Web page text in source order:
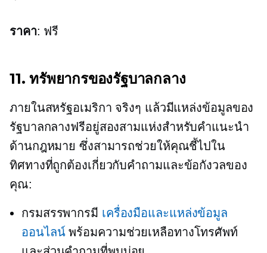
ราคา: ฟรี
11. ทรัพยากรของรัฐบาลกลาง
ภายในสหรัฐอเมริกา จริงๆ แล้วมีแหล่งข้อมูลของ
รัฐบาลกลางฟรีอยู่สองสามแห่งสำหรับคำแนะนำ
ด้านกฎหมาย ซึ่งสามารถช่วยให้คุณชี้ไปใน
ทิศทางที่ถูกต้องเกี่ยวกับคำถามและข้อกังวลของ
คุณ:
กรมสรรพากรมี เครื่องมือและแหล่งข้อมูล
ออนไลน์พร้อมความช่วยเหลือทางโทรศัพท์